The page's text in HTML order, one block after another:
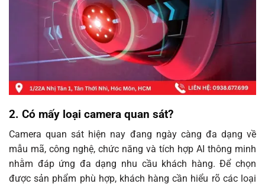
2. Có mấy loại camera quan sát?
Camera quan sát hiện nay đang ngày càng đa dạng về
mẫu mã, công nghệ, chức năng và tích hợp AI thông minh
nhằm đáp ứng đa dạng nhu cầu khách hàng. Để chọn
được sản phẩm phù hợp, khách hàng cần hiểu rõ các loại